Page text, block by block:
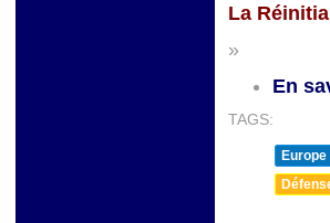
La
»
En
TAGS:
Europe